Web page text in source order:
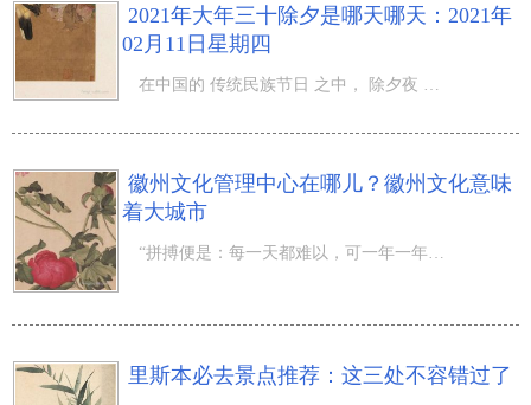
2021年大年三十除夕是哪天哪天：2021年
02月11日星期四
徽州文化管理中心在哪儿？徽州文化意味
着大城市
里斯本必去景点推荐：这三处不容错过了